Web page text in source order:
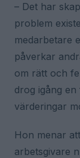
– Det har
problem
medarbetare
påverkar
om rätt och
drog igång
värderingar
Hon menar
arbetsgivare